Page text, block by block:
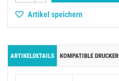
Artikel speichern
ARTIKELDETAILS KOMPATIBLE DRUCKER